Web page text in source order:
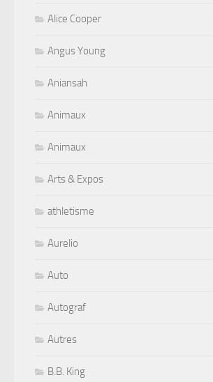
Alice Cooper
Angus Young
Aniansah
Animaux
Animaux
Arts & Expos
athletisme
Aurelio
Auto
Autograf
Autres
B.B. King